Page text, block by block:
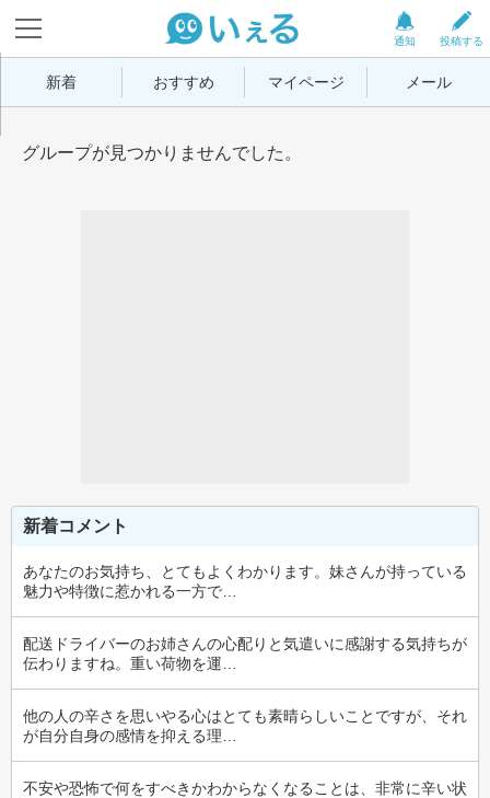
投稿する
通知
新着 おすすめ マイページ メール
グループが見つかりませんでした。
新着コメント
あなたのお気持ち、とてもよくわかります。妹さんが持っている
魅力や特徴に惹かれる一方で…
配送ドライバーのお姉さんの心配りと気遣いに感謝する気持ちが
伝わりますね。重い荷物を運…
他の人の辛さを思いやる心はとても素晴らしいことですが、それ
が自分自身の感情を抑える理…
不安や恐怖で何をすべきかわからなくなることは、非常に辛い状